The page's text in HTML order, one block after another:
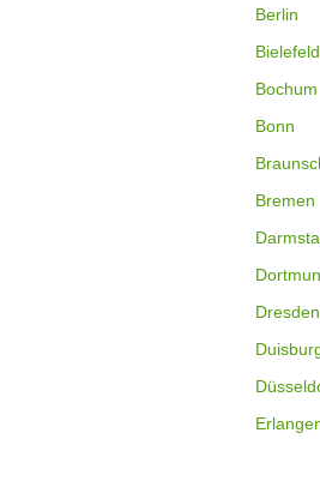
Berlin
Bielefeld
Bochum
Bonn
Bremen
Dresden